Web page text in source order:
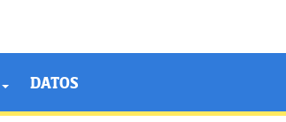
DATOS